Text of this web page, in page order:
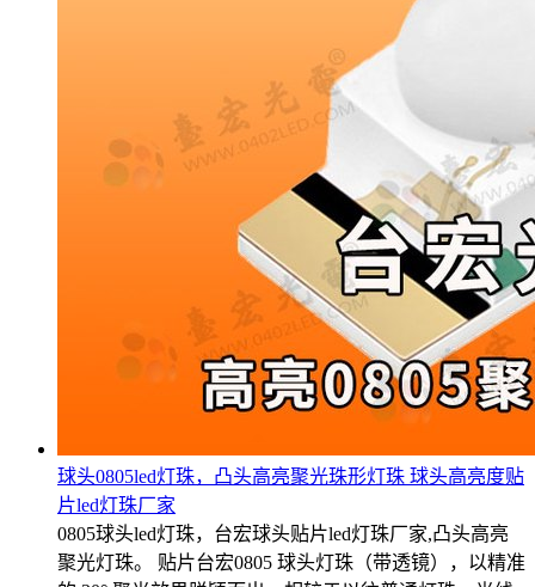
球头0805led灯珠，凸头高亮聚光珠形灯珠 球头高亮度贴
片led灯珠厂家
0805球头led灯珠，台宏球头贴片led灯珠厂家,凸头高亮
聚光灯珠。 贴片台宏0805 球头灯珠（带透镜），以精准